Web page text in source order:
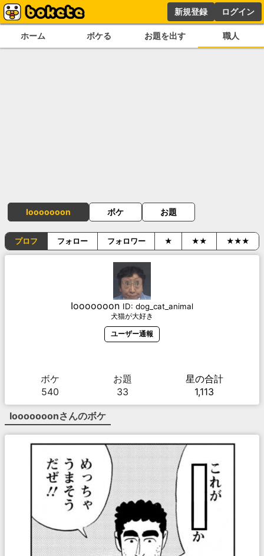
新規登録 ログイン
ホーム ボケる お題を出す 職人
Iooooooon ボケ お題
プロフ フォロー フォロワー ★ ★★ ★★★
Iooooooon ID: dog_cat_animal
犬猫が大好き
ユーザー通報
ボケ
540
お題
33
星の合計
1,113
Iooooooonさんのボケ